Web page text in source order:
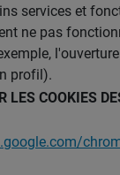
services et
ne pas
profil).
LES COOKIES